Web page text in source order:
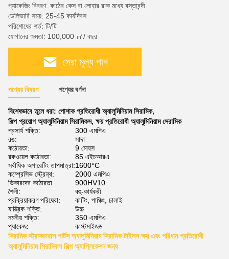
প্যাকেজিং বিবরণ: কাঠের কেস বা লোহার রাক মধ্যে বস্তাবন্দী
ডেলিভারি সময়: 25-45 কার্যদিবস
পরিশোধের শর্ত: টি/টি
যোগানের ক্ষমতা: 100,000 ㎡/ বছর
সেরা মূল্য পান
পণ্যের বিবরণ পণ্যের বর্ণনা
বিশেষভাবে তুলে ধরা: পোশাক প্রতিরোধী অ্যালুমিনিয়াম সিরামিক,
শিল্প প্রয়োগ অ্যালুমিনিয়াম সিরামিকস,ক্ষয় প্রতিরোধী অ্যালুমিনিয়াম সেরামিক
প্রসার্য শক্তি:
300 এমপিএ
রঙ:
সাদা
কঠোরতা:
9 মোহস
রকওয়েল কঠোরতা:
85 এইচআরএ
সর্বাধিক অপারেটিং তাপমাত্রা:1600°C
কম্প্রেসিভ স্ট্রেন্থ:
2000 এমপিএ
ভিকারদের কঠোরতা:
900HV10
শৈলী:
বহু-কার্যকরী
প্রক্রিয়াকরণ পরিষেবা:
কাটিং, পাঞ্চিং, ঢালাই
যান্ত্রিক শক্তি:
উচ্চ
নমনীয় শক্তি:
350 এমপিএ
প্যাকেজ:
কাস্টমাইজড
সিরামিক স্ট্রাকচারাল পার্টস অ্যালুমিনিয়াম সিরামিক টাইলস ক্ষয় এবং পরিধান প্রতিরোধী
অ্যালুমিনিয়াম সিরামিকস শিল্প অ্যাপ্লিকেশন জন্য